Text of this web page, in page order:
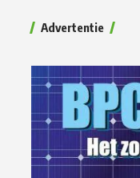
Advertentie